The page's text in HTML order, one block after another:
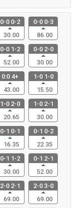
0-0 0-2
30.00
0-0 0-3
86.00
0-0 1-2
52.00
0-0 2-0
30.00
0:0 4+
43.00
1-0 1-0
15.50
1-0 2-0
20.65
1-0 2-1
30.00
0-1 0-1
16.35
0-1 0-2
22.35
0-1 1-2
30.00
0-1 2-1
52.00
2-0 2-1
69.00
2-0 3-0
69.00